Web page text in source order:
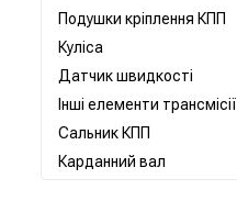
Подушки кріплення КПП
Куліса
Датчик швидкості
Інші елементи трансмісії
Сальник КПП
Карданний вал